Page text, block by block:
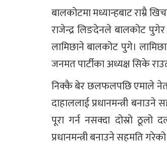
बालकोटमा मध्यान्हबाट राम्रै
राजेन्द्र लिङदेनले बालकोट पुगेर
लामिछाने बालकोट पुगे।
जनमत पार्टीका अध्यक्ष सिके
निक्कै बेर छलफलपछि एमाले
दाहाललाई प्रधानमन्त्री
पूरा गर्न नसक्दा दोस्रो
प्रधानमन्त्री बनाउने सहमति